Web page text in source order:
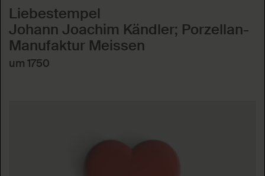
Liebestempel
Johann Joachim Kändler; Porzellan-
Manufaktur Meissen
um 1750